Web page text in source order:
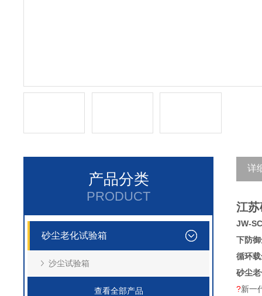
产品分类
PRODUCT
砂尘老化试验箱
沙尘试验箱
查看全部产品
详
江
JW-
下防
循环
砂尘
?新一